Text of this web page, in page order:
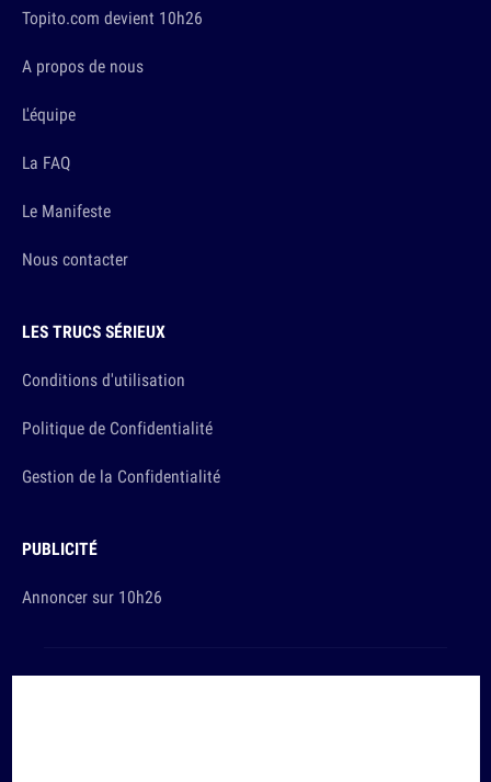
Topito.com devient 10h26
A propos de nous
L'équipe
La FAQ
Le Manifeste
Nous contacter
LES TRUCS SÉRIEUX
Conditions d'utilisation
Politique de Confidentialité
Gestion de la Confidentialité
PUBLICITÉ
Annoncer sur 10h26